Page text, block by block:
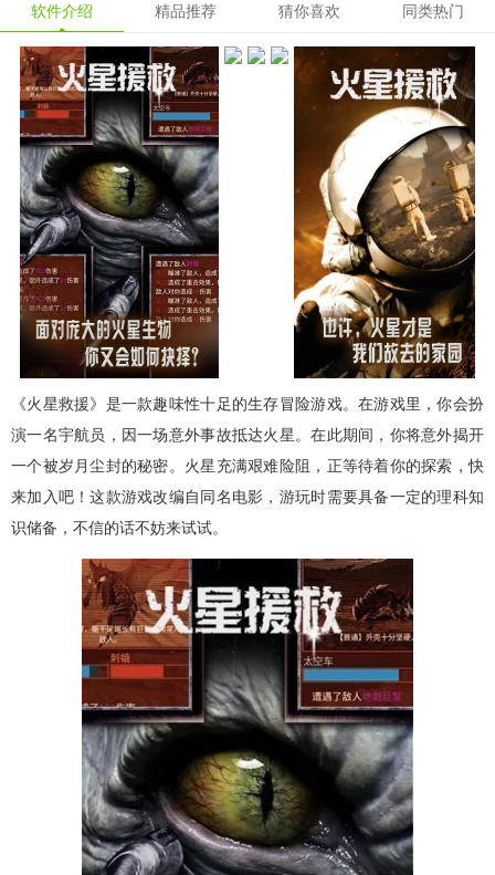
软件介绍 精品推荐 猜你喜欢 同类热门
《火星救援》是一款趣味性十足的生存冒险游戏。在游戏里，你会扮
演一名宇航员，因一场意外事故抵达火星。在此期间，你将意外揭开
一个被岁月尘封的秘密。火星充满艰难险阻，正等待着你的探索，快
来加入吧！这款游戏改编自同名电影，游玩时需要具备一定的理科知
识储备，不信的话不妨来试试。